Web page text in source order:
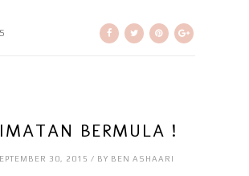
BERMULA !
30, 2015 / BY BEN ASHAARI